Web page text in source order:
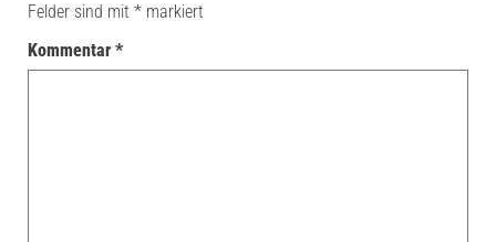
Felder sind mit * markiert
Kommentar *